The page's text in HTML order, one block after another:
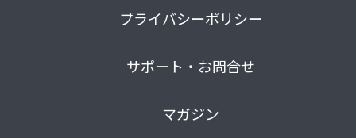
プライバシーポリシー
サポート・お問合せ
マガジン